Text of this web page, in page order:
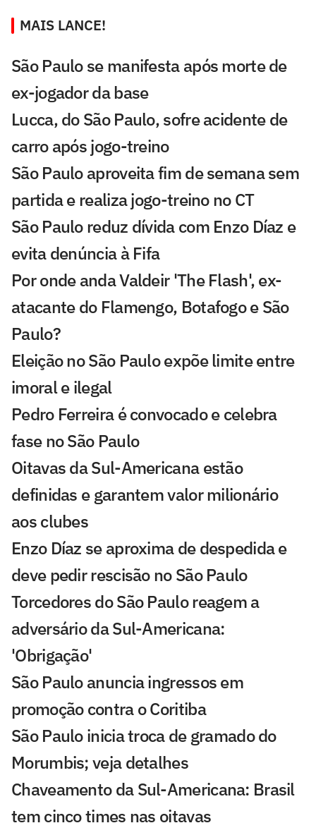
MAIS LANCE!
São Paulo se manifesta após morte de
ex-jogador da base
Lucca, do São Paulo, sofre acidente de
carro após jogo-treino
São Paulo aproveita fim de semana sem
partida e realiza jogo-treino no CT
São Paulo reduz dívida com Enzo Díaz e
evita denúncia à Fifa
Por onde anda Valdeir 'The Flash', ex-
atacante do Flamengo, Botafogo e São
Paulo?
Eleição no São Paulo expõe limite entre
imoral e ilegal
Pedro Ferreira é convocado e celebra
fase no São Paulo
Oitavas da Sul-Americana estão
definidas e garantem valor milionário
aos clubes
Enzo Díaz se aproxima de despedida e
deve pedir rescisão no São Paulo
Torcedores do São Paulo reagem a
adversário da Sul-Americana:
'Obrigação'
São Paulo anuncia ingressos em
promoção contra o Coritiba
São Paulo inicia troca de gramado do
Morumbis; veja detalhes
Chaveamento da Sul-Americana: Brasil
tem cinco times nas oitavas